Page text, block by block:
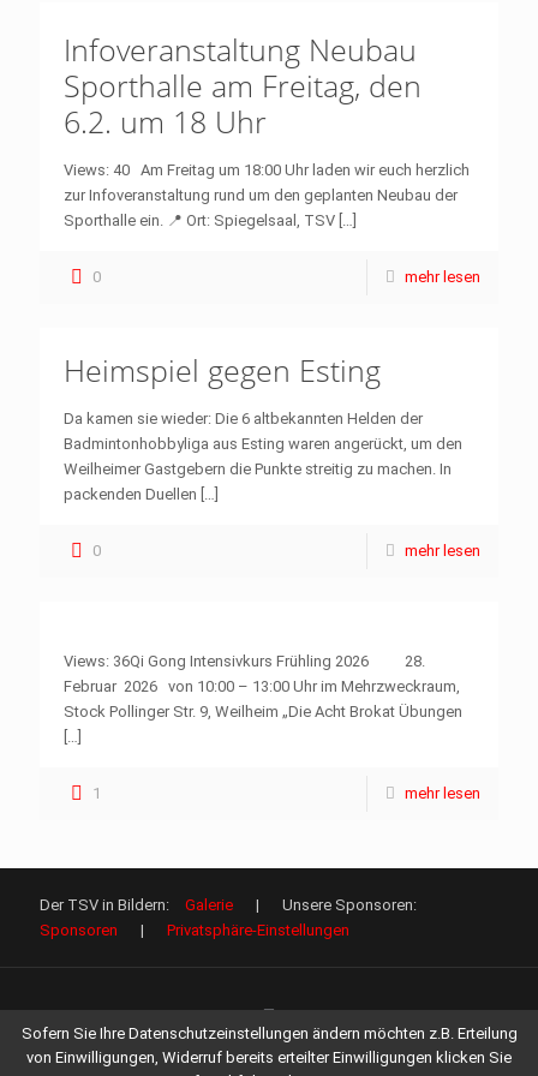
Infoveranstaltung Neubau
Sporthalle am Freitag, den
6.2. um 18 Uhr
Views: 40 Am Freitag um 18:00 Uhr laden wir euch herzlich
zur Infoveranstaltung rund um den geplanten Neubau der
Sporthalle ein. 📍 Ort: Spiegelsaal, TSV […]
0 mehr lesen
Heimspiel gegen Esting
Da kamen sie wieder: Die 6 altbekannten Helden der
Badmintonhobbyliga aus Esting waren angerückt, um den
Weilheimer Gastgebern die Punkte streitig zu machen. In
packenden Duellen […]
0 mehr lesen
Views: 36Qi Gong Intensivkurs Frühling 2026 28.
Februar 2026 von 10:00 – 13:00 Uhr im Mehrzweckraum,
Stock Pollinger Str. 9, Weilheim „Die Acht Brokat Übungen
[…]
1 mehr lesen
Der TSV in Bildern: Galerie | Unsere Sponsoren:
Sponsoren | Privatsphäre-Einstellungen
Sofern Sie Ihre Datenschutzeinstellungen ändern möchten z.B. Erteilung
von Einwilligungen, Widerruf bereits erteilter Einwilligungen klicken Sie